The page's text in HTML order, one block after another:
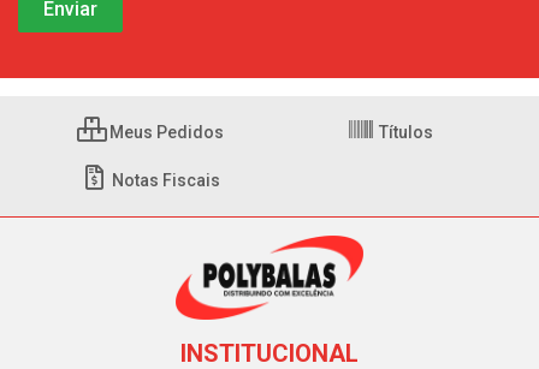
Meus Pedidos Títulos
Notas Fiscais
INSTITUCIONAL